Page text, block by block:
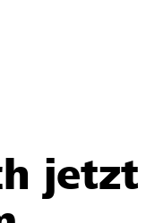
jetzt